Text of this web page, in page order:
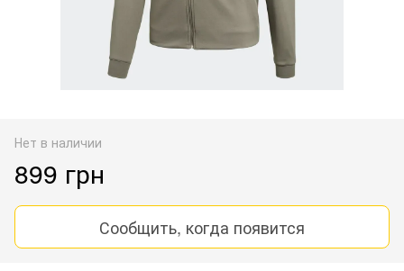
Нет в наличии
899 грн
Сообщить, когда появится